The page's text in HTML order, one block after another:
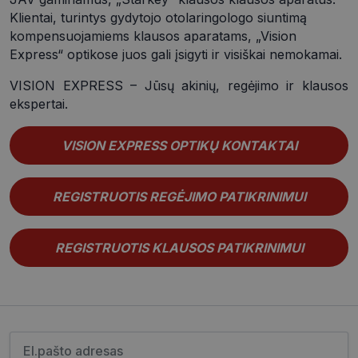
Klientai, turintys gydytojo otolaringologo siuntimą
kompensuojamiems klausos aparatams, „Vision
Express“ optikose juos gali įsigyti ir visiškai nemokamai.
VISION EXPRESS – Jūsų akinių, regėjimo ir klausos
ekspertai.
VISION EXPRESS OPTIKŲ KONTAKTAI
REGISTRUOTIS REGĖJIMO PATIKRINIMUI
REGISTRUOTIS KLAUSOS PATIKRINIMUI
Funkciniai
slapukai
Neklasifikuoti
slapukai
Būtinieji slapukai
Statistikos slapukai
Rinkodaros slapukai
Funkciniai slapukai
Neklasifikuoti slapukai
Šie slapukai yra būtini, kad galėtumėte naršyti
slapukai atpažįsta Jūsų įrenginį, tačiau neatskleidžia
Jūsų tapatybės, taip pat nerenka informacijos. Be šių
funkcijas, bet ne ilgiau kaip dvejus metus.
Šie būtinieji slapukai nustatomi automatiškai.
Pavadinimas